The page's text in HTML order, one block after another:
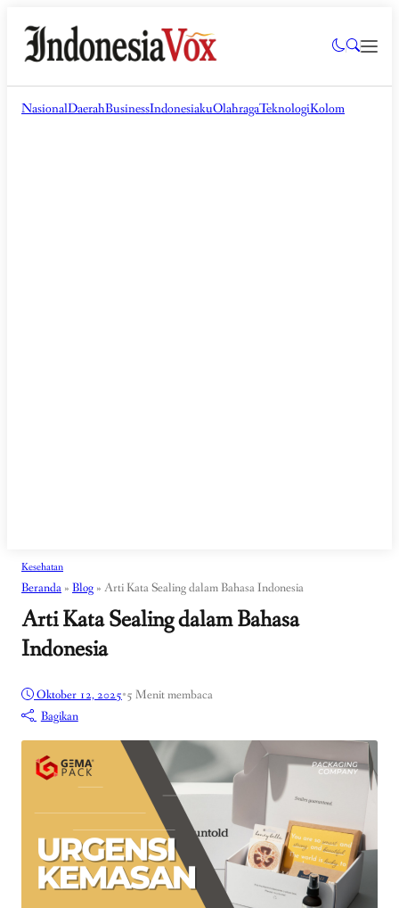
NasionalDaerahBusinessIndonesiakuOlahragaTeknologiKolom
Kesehatan
Beranda » Blog » Arti Kata Sealing dalam Bahasa Indonesia
Arti Kata Sealing dalam Bahasa
Indonesia
Oktober 12, 2025•5 Menit membaca
Bagikan